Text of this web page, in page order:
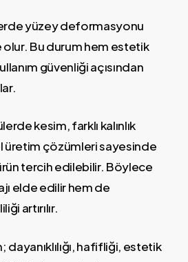
yüzey deformasyonu
Bu durum hem estetik
güvenliği açısından
kesim, farklı kalınlık
üretim çözümleri sayesinde
tercih edilebilir. Böylece
elde edilir hem de
artırılır.
hafifliği, estetik